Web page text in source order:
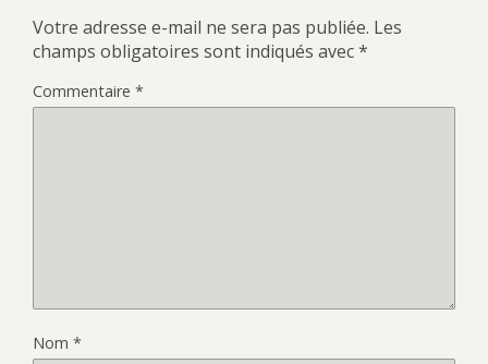
Votre adresse e-mail ne sera pas publiée. Les
champs obligatoires sont indiqués avec*
Commentaire *
Nom *